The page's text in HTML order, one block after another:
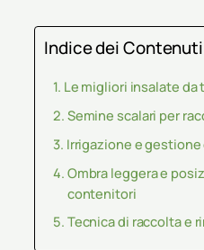
Indice dei Contenuti
Le migliori insalate da
Semine scalari per
Irrigazione e
Ombra leggera e
contenitori
Tecnica di raccolta e